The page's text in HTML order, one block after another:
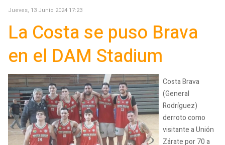
Jueves, 13 Junio 2024 17:23
La Costa se puso Brava
en el DAM Stadium
Costa Brava
(General
Rodríguez)
derroto como
visitante a Unión
Zárate por 70 a